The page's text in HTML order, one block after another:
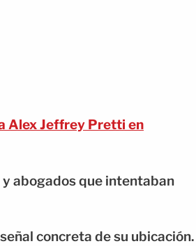
Alex Jeffrey Pretti en
abogados que intentaban
concreta de su ubicación.